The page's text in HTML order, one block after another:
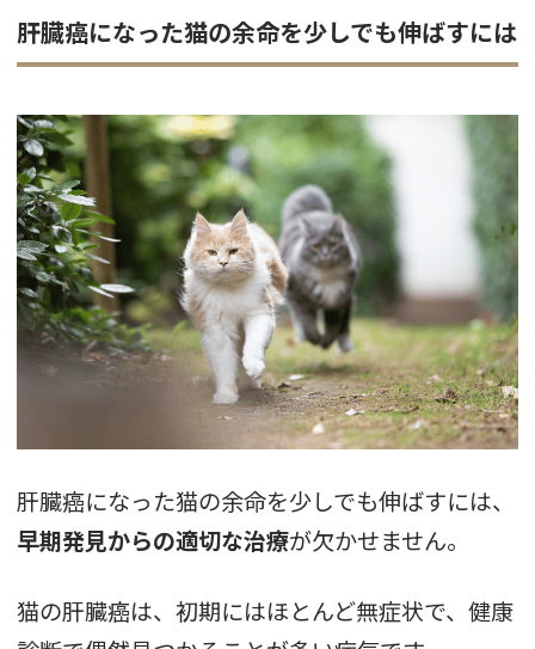
肝臓癌になった猫の余命を少しでも伸ばすには
肝臓癌になった猫の余命を少しでも伸ばすには、
早期発見からの適切な治療が欠かせません。
猫の肝臓癌は、初期にはほとんど無症状で、健康